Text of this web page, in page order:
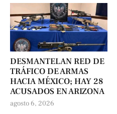
DESMANTELAN RED DE
TRÁFICO DE ARMAS
HACIA MÉXICO; HAY 28
ACUSADOS EN ARIZONA
agosto 6, 2026